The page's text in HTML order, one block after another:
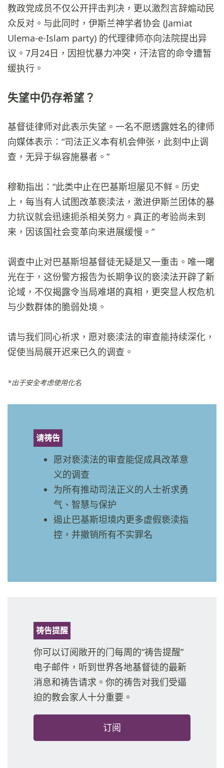
教政党成员不仅公开抨击判决，更以激烈言辞煽动民
众反对。与此同时，伊斯兰神学者协会 (Jamiat
Ulema-e-Islam party) 的代理律师亦向法院提出异
议。7月24日，因担忧暴力冲突，汗法官的命令遭暂
缓执行。
失望中仍存希望？
基督徒律师对此表示失望。一名不愿透露姓名的律师
向媒体表示：“司法正义本有机会伸张，此刻中止调
查，无异于纵容施暴者。”
穆勒指出：“此类中止在巴基斯坦屡见不鲜。历史
上，每当有人试图改革亵渎法，激进伊斯兰团体的暴
力抗议就会迅速扼杀相关努力。真正的考验尚未到
来，因该国社会变革向来进展缓慢。”
调查中止对巴基斯坦基督徒无疑是又一重击。唯一曙
光在于，这份警方报告为长期争议的亵渎法开辟了新
论域，不仅揭露令当局难堪的真相，更突显人权危机
与少数群体的脆弱处境。
请与我们同心祈求，愿对亵渎法的审查能持续深化，
促使当局展开迟来已久的调查。
*出于安全考虑使用化名
请祷告
愿对亵渎法的审查能促成具改革意
义的调查
为所有推动司法正义的人士祈求勇
气、智慧与保护
遏止巴基斯坦境内更多虚假亵渎指
控，并撤销所有不实罪名
祷告提醒
你可以订阅敞开的门每周的“祷告提醒”
电子邮件，听到世界各地基督徒的最新
消息和祷告请求。你的祷告对我们受逼
迫的教会家人十分重要。
订阅